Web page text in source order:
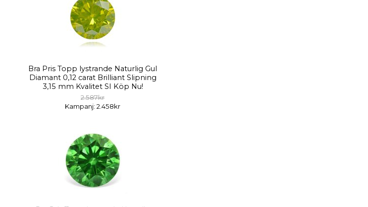
Bra Pris Topp lystrande Naturlig Gul
Diamant 0,12 carat Brilliant Slipning
3,15 mm Kvalitet SI Köp Nu!
2.587kr
Kampanj: 2.458kr